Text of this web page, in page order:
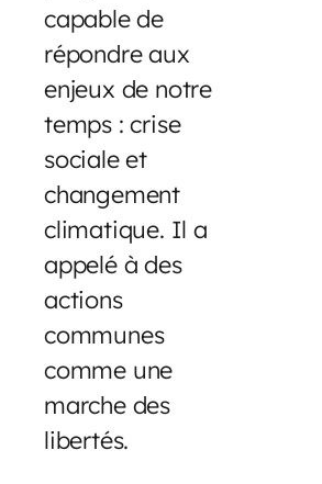
capable de
répondre aux
enjeux de notre
temps : crise
sociale et
changement
climatique. Il a
appelé à des
actions
communes
comme une
marche des
libertés.